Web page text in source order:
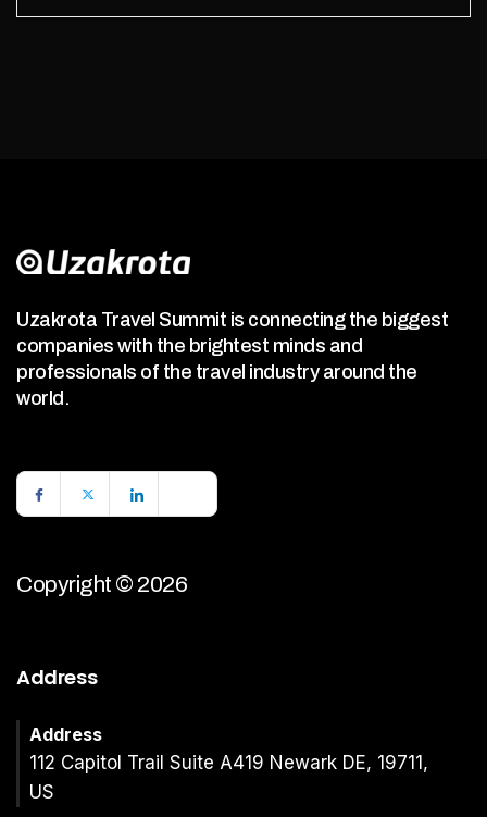
Uzakrota Travel Summit is connecting the biggest
companies with the brightest minds and
professionals of the travel industry around the
world.
Copyright © 2026
Address
Address
112 Capitol Trail Suite A419 Newark DE, 19711,
US